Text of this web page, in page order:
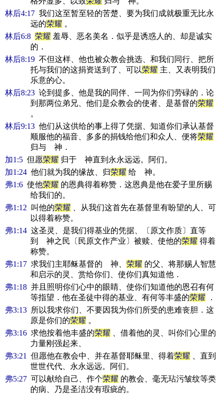
林后4:17 我们这至暂至轻的苦楚、要为我们成就极重无比永
远的荣耀 。
林后6:8 荣耀 羞辱、恶名美名．似乎是诱惑人的、却是诚实
的．
林后8:19 不但这样、他也被众教会挑选、和我们同行、把所
托与我们的这捐资送到了、可以荣耀 主、又表明我们
乐意的心。
林后8:23 论到提多、他是我的同伴、一同为你们劳碌的．论
到那两位弟兄、他们是众教会的使者、是基督的荣耀
。
林后9:13 他们从这供给的事上得了凭据、知道你们承认基督
顺服他的福音、多多的捐钱给他们和众人、便将荣耀
归与 神．
加1:5 但愿荣耀 归于 神直到永永远远。阿们。
加1:24 他们就为我的缘故、归荣耀 给 神。
弗1:6 使他荣耀 的恩典得着称赞．这恩典是他在爱子里所赐
给我们的。
弗1:12 叫他的荣耀 、从我们这首先在基督里有盼望的人、可
以得着称赞。
弗1:14 这圣灵、是我们得基业的凭据、〔原文作质〕直等
到 神之民〔民原文作产业〕被赎、使他的荣耀 得着
称赞。
弗1:17 求我们主耶稣基督的 神、 荣耀 的父、将那赐人智慧
和启示的灵、赏给你们、使你们真知道他．
弗1:18 并且照明你们心中的眼睛、使你们知道他的恩召有何
等指望．他在圣徒中得的基业、有何等丰盛的荣耀 ．
弗3:13 所以我求你们、不要因我为你们所受的患难丧胆．这
原是你们的荣耀 。
弗3:16 求他按着他丰盛的荣耀 、借着他的灵、叫你们心里的
力量刚强起来、
弗3:21
但愿他在教会中、并在基督耶稣里、得着荣耀 、直到
世世代代、永永远远。阿们。
弗5:27 可以献给自己、作个荣耀 的教会、毫无玷污皱纹等类
的病、乃是圣洁没有瑕疵的。